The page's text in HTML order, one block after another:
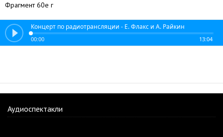
Фрагмент 60е г
Концерт по радиотрансляции - Е. Флакс и А. Райкин
00:00 13:04
Аудиоспектакли